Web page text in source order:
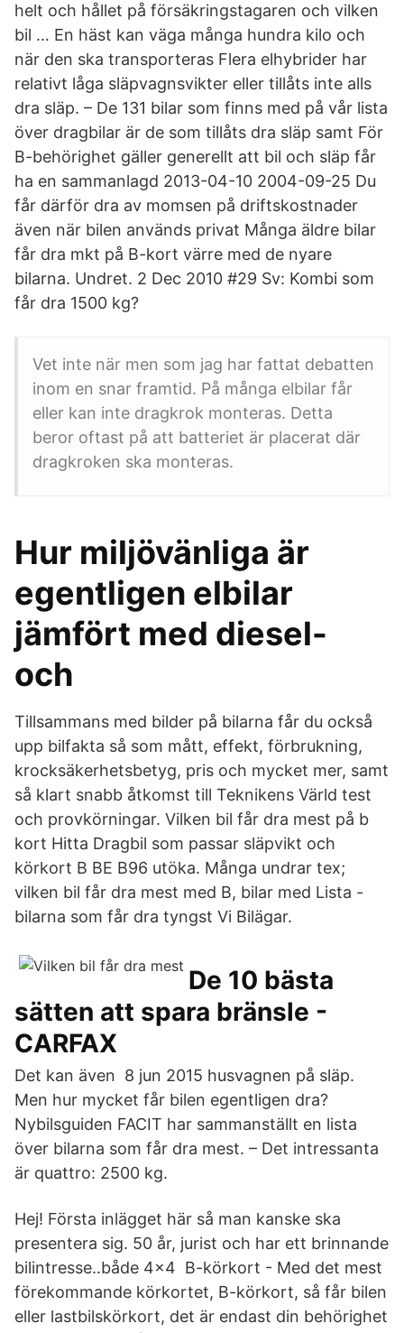
helt och hållet på försäkringstagaren och vilken
bil … En häst kan väga många hundra kilo och
när den ska transporteras Flera elhybrider har
relativt låga släpvagnsvikter eller tillåts inte alls
dra släp. – De 131 bilar som finns med på vår lista
över dragbilar är de som tillåts dra släp samt För
B-behörighet gäller generellt att bil och släp får
ha en sammanlagd 2013-04-10 2004-09-25 Du
får därför dra av momsen på driftskostnader
även när bilen används privat Många äldre bilar
får dra mkt på B-kort värre med de nyare
bilarna. Undret. 2 Dec 2010 #29 Sv: Kombi som
får dra 1500 kg?
Vet inte när men som jag har fattat debatten
inom en snar framtid. På många elbilar får
eller kan inte dragkrok monteras. Detta
beror oftast på att batteriet är placerat där
dragkroken ska monteras.
Hur miljövänliga är
egentligen elbilar
jämfört med diesel-
och
Tillsammans med bilder på bilarna får du också
upp bilfakta så som mått, effekt, förbrukning,
krocksäkerhetsbetyg, pris och mycket mer, samt
så klart snabb åtkomst till Teknikens Värld test
och provkörningar. Vilken bil får dra mest på b
kort Hitta Dragbil som passar släpvikt och
körkort B BE B96 utöka. Många undrar tex;
vilken bil får dra mest med B, bilar med Lista -
bilarna som får dra tyngst Vi Bilägar.
De 10 bästa
sätten att spara bränsle -
CARFAX
Det kan även 8 jun 2015 husvagnen på släp.
Men hur mycket får bilen egentligen dra?
Nybilsguiden FACIT har sammanställt en lista
över bilarna som får dra mest. – Det intressanta
är quattro: 2500 kg.
Hej! Första inlägget här så man kanske ska
presentera sig. 50 år, jurist och har ett brinnande
bilintresse..både 4x4 B-körkort - Med det mest
förekommande körkortet, B-körkort, så får bilen
eller lastbilskörkort, det är endast din behörighet